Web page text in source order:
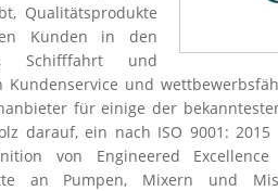
Qualitätsprodukte
Kunden in den
Schifffahrt und
Kundenservice und
für einige der
darauf, ein nach ISO 9001:
von Engineered
an Pumpen, Mixern und